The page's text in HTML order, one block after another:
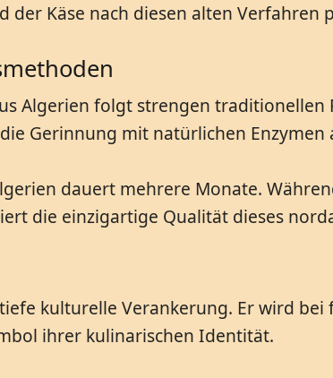
der Käse nach diesen alten Verfahren
Algerien folgt strengen
Gerinnung mit natürlichen Enzymen
dauert mehrere Monate.
die einzigartige Qualität dieses
kulturelle Verankerung. Er wird
ihrer kulinarischen Identität.